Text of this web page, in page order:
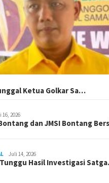
Ketua Golkar Sa…
16, 2026
dan JMSI Bontang
Juli 14, 2026
Tunggu Hasil Investigasi